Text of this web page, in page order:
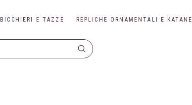
BICCHIERI E TAZZE REPLICHE ORNAMENTALI E KATANE
Submit